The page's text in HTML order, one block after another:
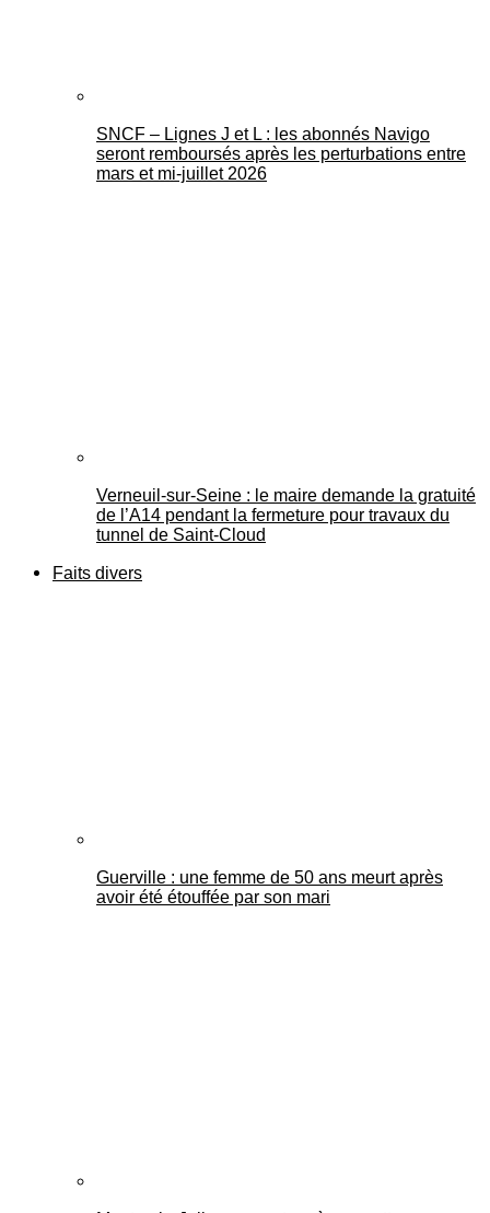
SNCF – Lignes J et L : les abonnés Navigo
seront remboursés après les perturbations entre
mars et mi-juillet 2026
Verneuil-sur-Seine : le maire demande la gratuité
de l’A14 pendant la fermeture pour travaux du
tunnel de Saint-Cloud
Faits divers
Guerville : une femme de 50 ans meurt après
avoir été étouffée par son mari